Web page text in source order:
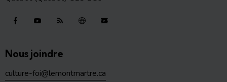
Nous joindre
culture-foi@lemontmartre.ca